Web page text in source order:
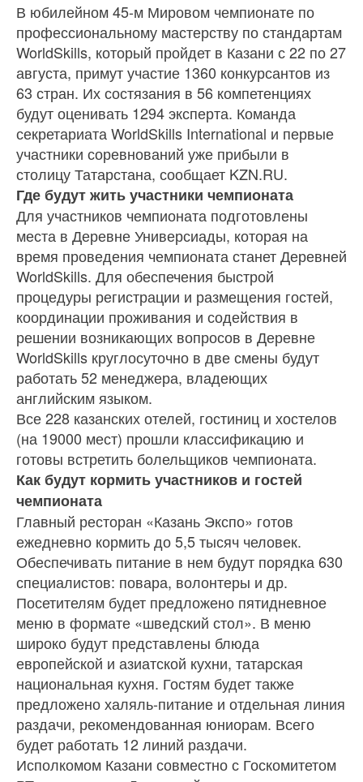
В юбилейном 45-м Мировом чемпионате по
профессиональному мастерству по стандартам
WorldSkills, который пройдет в Казани с 22 по 27
августа, примут участие 1360 конкурсантов из
63 стран. Их состязания в 56 компетенциях
будут оценивать 1294 эксперта. Команда
секретариата WorldSkills International и первые
участники соревнований уже прибыли в
столицу Татарстана, сообщает KZN.RU.
Где будут жить участники чемпионата
Для участников чемпионата подготовлены
места в Деревне Универсиады, которая на
время проведения чемпионата станет Деревней
WorldSkills. Для обеспечения быстрой
процедуры регистрации и размещения гостей,
координации проживания и содействия в
решении возникающих вопросов в Деревне
WorldSkills круглосуточно в две смены будут
работать 52 менеджера, владеющих
английским языком.
Все 228 казанских отелей, гостиниц и хостелов
(на 19000 мест) прошли классификацию и
готовы встретить болельщиков чемпионата.
Как будут кормить участников и гостей
чемпионата
Главный ресторан «Казань Экспо» готов
ежедневно кормить до 5,5 тысяч человек.
Обеспечивать питание в нем будут порядка 630
специалистов: повара, волонтеры и др.
Посетителям будет предложено пятидневное
меню в формате «шведский стол». В меню
широко будут представлены блюда
европейской и азиатской кухни, татарская
национальная кухня. Гостям будет также
предложено халяль-питание и отдельная линия
раздачи, рекомендованная юниорам. Всего
будет работать 12 линий раздачи.
Исполкомом Казани совместно с Госкомитетом